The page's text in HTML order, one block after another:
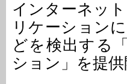
インターネッ
リケーション
どを検出する
ション」を提供